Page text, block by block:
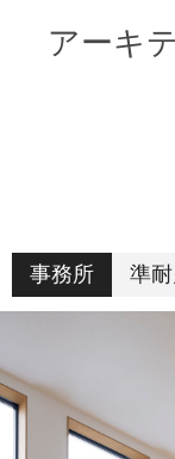
アーキ
事務所 準